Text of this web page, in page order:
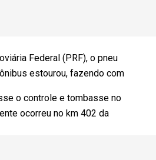
Federal (PRF), o pneu
estourou, fazendo com
o controle e tombasse no
ocorreu no km 402 da